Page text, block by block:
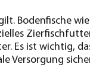
Bodenfische
Es ist wichtig,
Versorgung